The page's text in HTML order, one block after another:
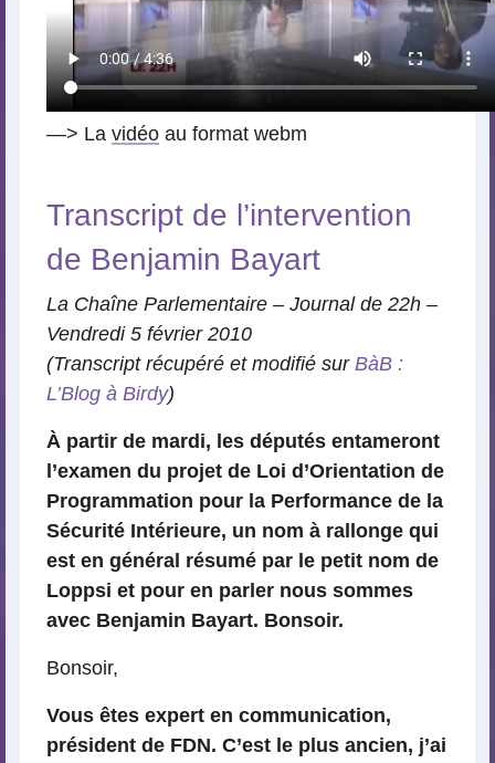
—> La vidéo au format webm
Transcript de l’intervention
de Benjamin Bayart
La Chaîne Parlementaire – Journal de 22h –
Vendredi 5 février 2010
(Transcript récupéré et modifié sur BàB :
L’Blog à Birdy)
À partir de mardi, les députés entameront
l’examen du projet de Loi d’Orientation de
Programmation pour la Performance de la
Sécurité Intérieure, un nom à rallonge qui
est en général résumé par le petit nom de
Loppsi et pour en parler nous sommes
avec Benjamin Bayart. Bonsoir.
Bonsoir,
Vous êtes expert en communication,
président de FDN. C’est le plus ancien, j’ai